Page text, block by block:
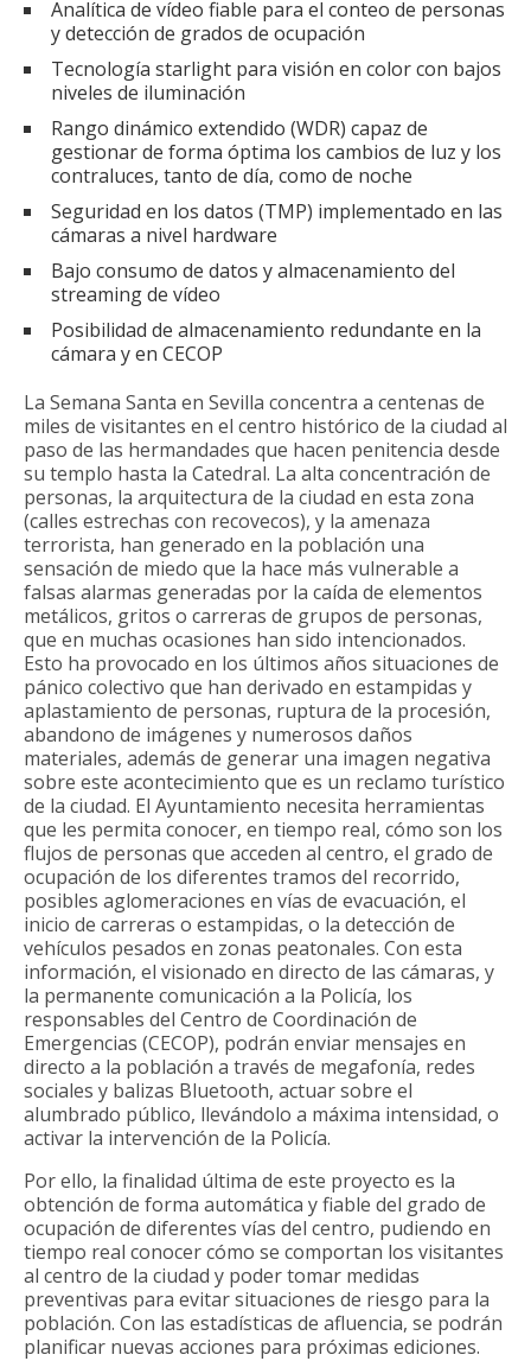
Analítica de vídeo fiable para el conteo de personas
y detección de grados de ocupación
Tecnología starlight para visión en color con bajos
niveles de iluminación
Rango dinámico extendido (WDR) capaz de
gestionar de forma óptima los cambios de luz y los
contraluces, tanto de día, como de noche
Seguridad en los datos (TMP) implementado en las
cámaras a nivel hardware
Bajo consumo de datos y almacenamiento del
streaming de vídeo
Posibilidad de almacenamiento redundante en la
cámara y en CECOP
La Semana Santa en Sevilla concentra a centenas de
miles de visitantes en el centro histórico de la ciudad al
paso de las hermandades que hacen penitencia desde
su templo hasta la Catedral. La alta concentración de
personas, la arquitectura de la ciudad en esta zona
(calles estrechas con recovecos), y la amenaza
terrorista, han generado en la población una
sensación de miedo que la hace más vulnerable a
falsas alarmas generadas por la caída de elementos
metálicos, gritos o carreras de grupos de personas,
que en muchas ocasiones han sido intencionados.
Esto ha provocado en los últimos años situaciones de
pánico colectivo que han derivado en estampidas y
aplastamiento de personas, ruptura de la procesión,
abandono de imágenes y numerosos daños
materiales, además de generar una imagen negativa
sobre este acontecimiento que es un reclamo turístico
de la ciudad. El Ayuntamiento necesita herramientas
que les permita conocer, en tiempo real, cómo son los
flujos de personas que acceden al centro, el grado de
ocupación de los diferentes tramos del recorrido,
posibles aglomeraciones en vías de evacuación, el
inicio de carreras o estampidas, o la detección de
vehículos pesados en zonas peatonales. Con esta
información, el visionado en directo de las cámaras, y
la permanente comunicación a la Policía, los
responsables del Centro de Coordinación de
Emergencias (CECOP), podrán enviar mensajes en
directo a la población a través de megafonía, redes
sociales y balizas Bluetooth, actuar sobre el
alumbrado público, llevándolo a máxima intensidad, o
activar la intervención de la Policía.
Por ello, la finalidad última de este proyecto es la
obtención de forma automática y fiable del grado de
ocupación de diferentes vías del centro, pudiendo en
tiempo real conocer cómo se comportan los visitantes
al centro de la ciudad y poder tomar medidas
preventivas para evitar situaciones de riesgo para la
población. Con las estadísticas de afluencia, se podrán
planificar nuevas acciones para próximas ediciones.